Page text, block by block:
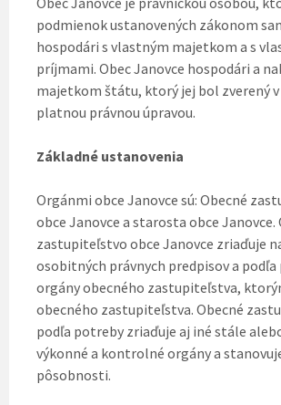
podmienok ustanovených zákonom
hospodári s vlastným majetkom a s
príjmami. Obec Janovce hospodári a
majetkom štátu, ktorý jej bol zverený v
platnou právnou úpravou.
Základné ustanovenia
Orgánmi obce Janovce sú: Obecné
obce Janovce a starosta obce Janovce.
zastupiteľstvo obce Janovce zriaďuje
osobitných právnych predpisov a
orgány obecného zastupiteľstva,
obecného zastupiteľstva. Obecné
podľa potreby zriaďuje aj iné stále
výkonné a kontrolné orgány a
pôsobnosti.